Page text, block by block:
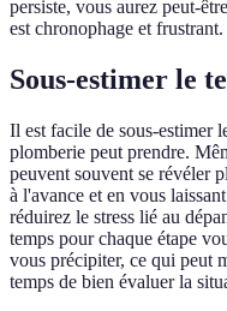
persiste, vous aurez peut-
est chronophage et frustrant.
Sous-estimer le
Il est facile de sous-estimer
plomberie peut prendre.
peuvent souvent se révéler
à l'avance et en vous
réduirez le stress lié au
temps pour chaque étape
vous précipiter, ce qui peut
temps de bien évaluer la